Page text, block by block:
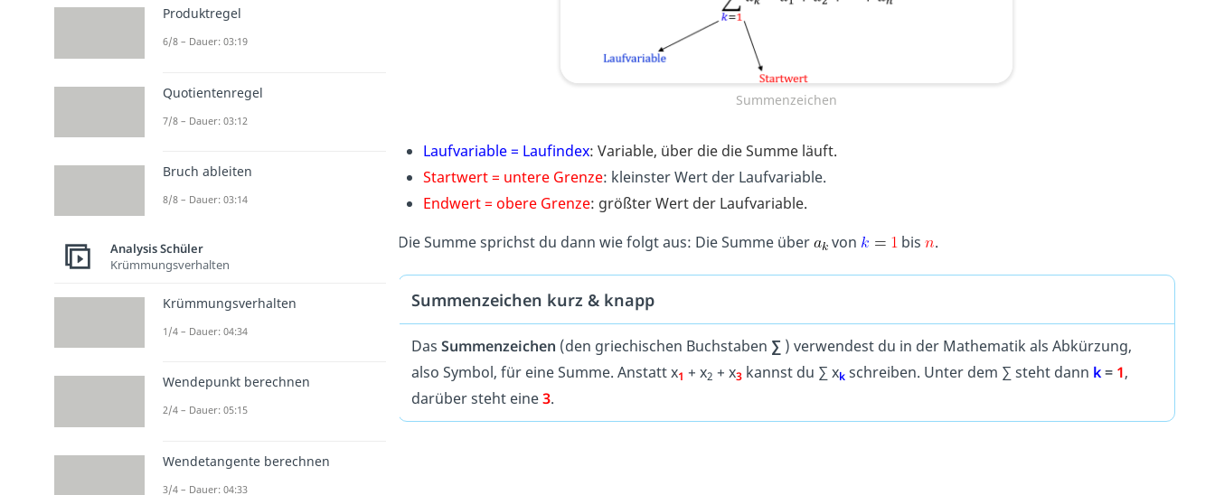
Summenzeichen
Laufvariable = Laufindex: Variable, über die die Summe läuft.
Startwert = untere Grenze: kleinster Wert der Laufvariable.
Endwert = obere Grenze: größter Wert der Laufvariable.
Die Summe sprichst du dann wie folgt aus: Die Summe über
von bis .
Summenzeichen kurz & knapp
Das Summenzeichen (den griechischen Buchstaben ∑ ) verwendest du in der Mathematik als Abkürzung,
also Symbol, für eine Summe. Anstatt x1 + x2 + x3 kannst du ∑ xkschreiben. Unter dem ∑ steht dann k= 1,
darüber steht eine3.
Produktregel
6/8 – Dauer: 03:19
Quotientenregel
7/8 – Dauer: 03:12
Bruch ableiten
8/8 – Dauer: 03:14
Analysis Schüler
Krümmungsverhalten
Krümmungsverhalten
1/4 – Dauer: 04:34
Wendepunkt berechnen
2/4 – Dauer: 05:15
Wendetangente berechnen
3/4 – Dauer: 04:33